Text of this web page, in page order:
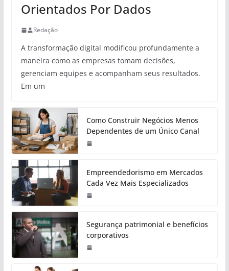
Orientados Por Dados
Redação
A transformação digital modificou profundamente a
maneira como as empresas tomam decisões,
gerenciam equipes e acompanham seus resultados.
Em um
Como Construir Negócios Menos
Dependentes de um Único Canal
Empreendedorismo em Mercados
Cada Vez Mais Especializados
Segurança patrimonial e benefícios
corporativos